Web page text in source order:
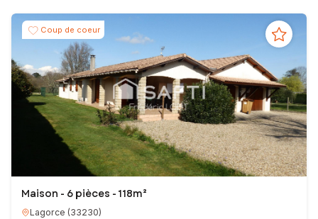
Coup de coeur
Maison - 6 pièces - 118m²
Lagorce (33230)